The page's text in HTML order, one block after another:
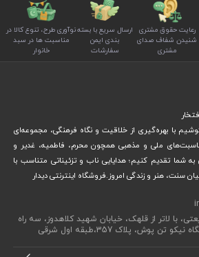
رعایت حقوق مشتری
شنیدن شفاف صدای
مشتری
ارسال سریع با بسته
بندی ایمن
سفارشات
نوآوری طرح، تنوع کالا در
مناسبت ها در سبد
خانوار
با بهره‌گیری از خلاقیت و نگاه فرهنگی، مجموعه‌ای
ملی و مذهبی همچون محرم، فاطمیه، غدیر و
شما تقدیم کنیم؛ هدایایی ناب و تزئیناتی متناسب با
سنت، هنر و زندگی امروز.فروشگاه اینترنتی دیدار
با لاتر از قلهک، خیابان شهید کلاهدوز، سه راه
پوش، پلاک 357،طبقه اول شرقی